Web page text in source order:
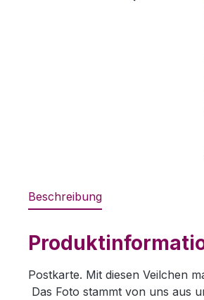
Beschreibung
Postkarte. Mit diesen Veilchen
Das Foto stammt von uns aus